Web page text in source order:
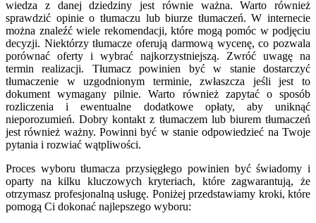
wiedza z danej dziedziny jest równie ważna. Warto również
sprawdzić opinie o tłumaczu lub biurze tłumaczeń. W internecie
można znaleźć wiele rekomendacji, które mogą pomóc w podjęciu
decyzji. Niektórzy tłumacze oferują darmową wycenę, co pozwala
porównać oferty i wybrać najkorzystniejszą. Zwróć uwagę na
termin realizacji. Tłumacz powinien być w stanie dostarczyć
tłumaczenie w uzgodnionym terminie, zwłaszcza jeśli jest to
dokument wymagany pilnie. Warto również zapytać o sposób
rozliczenia i ewentualne dodatkowe opłaty, aby uniknąć
nieporozumień. Dobry kontakt z tłumaczem lub biurem tłumaczeń
jest również ważny. Powinni być w stanie odpowiedzieć na Twoje
pytania i rozwiać wątpliwości.
Proces wyboru tłumacza przysięgłego powinien być świadomy i
oparty na kilku kluczowych kryteriach, które zagwarantują, że
otrzymasz profesjonalną usługę. Poniżej przedstawiamy kroki, które
pomogą Ci dokonać najlepszego wyboru: